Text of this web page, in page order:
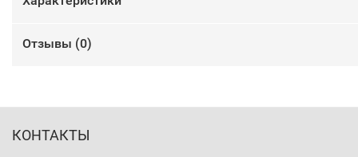
Отзывы (0)
КОНТАКТЫ